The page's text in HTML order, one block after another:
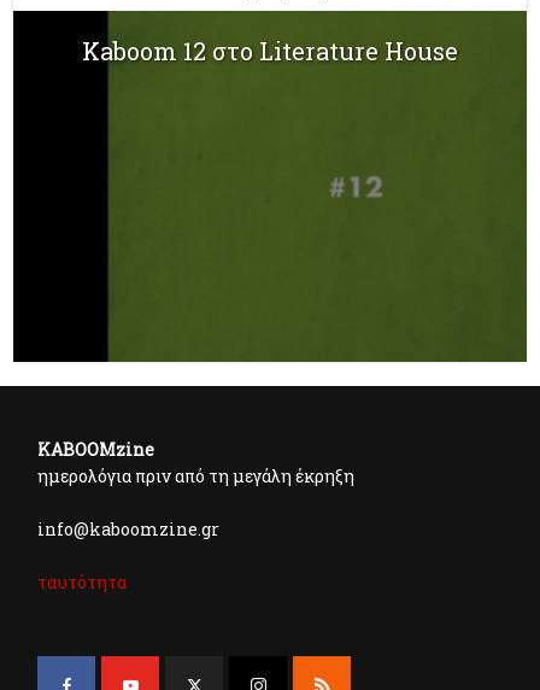
Kaboom 12 στο Literature House
KABOOMzine
ημερολόγια πριν από τη μεγάλη έκρηξη
info@kaboomzine.gr
ταυτότητα